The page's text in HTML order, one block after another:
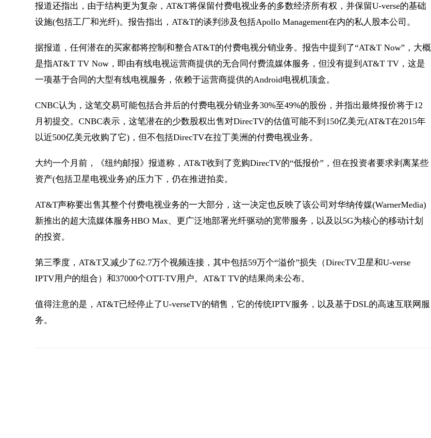
报道还指出，由于结构更为复杂，AT&T将保留付费电视业务的多数经济所有权，并保留U-verse的基础
设施(包括工厂和光纤)。报告指出，AT&T的谈判涉及包括Apollo Management在内的私人股本公司。
据报道，任何潜在的买家都将控制和整合AT&T的付费电视分销业务。报告中提到了“AT&T Now”，大概
是指AT&T TV Now，即由有线电视运营商提供的无合同付费流媒体服务，但没有提到AT&T TV，这是
一项基于合同的大型有线电视服务，依赖于运营商提供的Android电视机顶盒。
CNBC认为，这笔交易可能包括合并后的付费电视分销业务30%至49%的股份，并指出最终报价将于12
月初提交。CNBC表示，这笔潜在的少数股权出售对DirecTV的估值可能不到150亿美元(AT&T在2015年
以近500亿美元收购了它)，但不包括DirecTV在拉丁美洲的付费电视业务。
大约一个月前，《纽约邮报》报道称，AT&T收到了竞购DirecTV的“低报价”，但在投资者要求剥离某些
资产(包括卫星电视业务)的压力下，仍在推进拍卖。
AT&T声称要出售其整个付费电视业务的一大部分，这一决定也反映了该公司对华纳传媒(WarnerMedia)
新推出的超大流媒体服务HBO Max、更广泛地部署光纤驱动的宽带服务，以及以5G为核心的移动计划
的投资。
第三季度，AT&T又减少了62.7万个视频连接，其中包括59万个“溢价”损失（DirecTV卫星和U-verse
IPTV用户的组合）和37000个OTT-TV用户。AT&T TV的结果尚未公布。
值得注意的是，AT&T已经停止了U-verseTV的销售，它的传统IPTV服务，以及基于DSL的高速互联网服
务。